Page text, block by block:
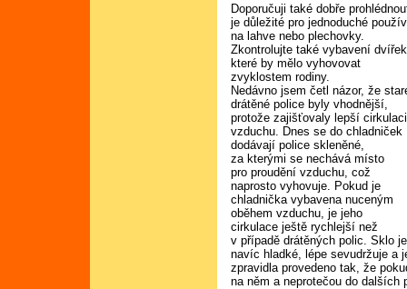
Doporučuji také dobře
je důležité pro jednoduché
na lahve nebo plechovky.
Zkontrolujte také vybavení
které by mělo vyhovovat
zvyklostem rodiny.
Nedávno jsem četl názor, že
drátěné police byly vhodnější,
protože zajišťovaly lepší cirkulaci
vzduchu. Dnes se do chladniček
dodávají police skleněné,
za kterými se nechává místo
pro proudění vzduchu, což
naprosto vyhovuje. Pokud je
chladnička vybavena nuceným
oběhem vzduchu, je jeho
cirkulace ještě rychlejší než
v případě drátěných polic. Sklo je
navíc hladké, lépe sevudržuje a
zpravidla provedeno tak, že
na něm a neprotečou do dalších